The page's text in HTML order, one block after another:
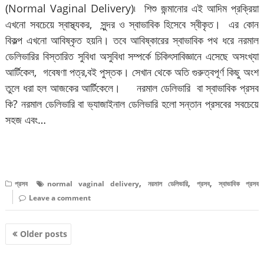
(Normal Vaginal Delivery)৷ শিশু জন্মানোর এই আদিম প্রক্রিয়া
এখনো সবচেয়ে স্বাস্থ্যকর, সুন্দর ও স্বাভাবিক হিসেবে স্বীকৃত। এর কোন
বিকল্প এখনো আবিষ্কৃত হয়নি। তবে আবিষ্কারের স্বাভাবিক পথ ধরে নরমাল
ডেলিভারির বিস্তারিত সুবিধা অসুবিধা সম্পর্কে চিকিৎসাবিজ্ঞানে এসেছে অসংখ্যা
আর্টিকেল, গবেষণা পত্র,বই পুস্তক। সেখান থেকে অতি গুরুত্বপূর্ণ কিছু অংশ
তুলে ধরা হল আজকের আর্টিকেলে। নরমাল ডেলিভারি বা স্বাভাবিক প্রসব
কি? নরমাল ডেলিভারি বা ভ্যাজাইনাল ডেলিভারি হলো সন্তান প্রসবের সবচেয়ে
সহজ এবং…
প্রসব normal vaginal delivery,নরমাল ডেলিভারি, প্রসব,স্বাভাবিক প্রসব
Leave a comment
Posts
Older posts